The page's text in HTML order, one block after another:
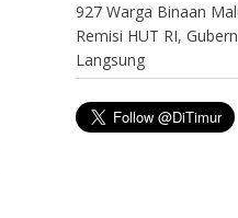
927 Warga Binaan
Remisi HUT RI,
Langsung